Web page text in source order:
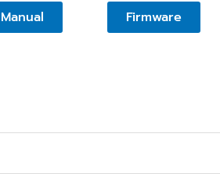
Manual Firmware